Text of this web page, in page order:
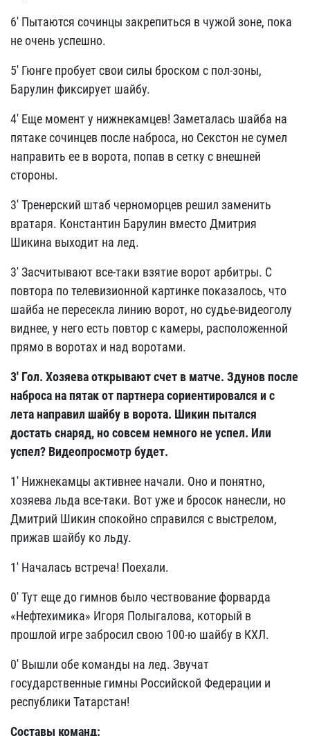
6' Пытаются сочинцы закрепиться в чужой зоне, пока
не очень успешно.
5' Гюнге пробует свои силы броском с пол-зоны,
Барулин фиксирует шайбу.
4' Еще момент у нижнекамцев! Заметалась шайба на
пятаке сочинцев после наброса, но Секстон не сумел
направить ее в ворота, попав в сетку с внешней
стороны.
3' Тренерский штаб черноморцев решил заменить
вратаря. Константин Барулин вместо Дмитрия
Шикина выходит на лед.
3' Засчитывают все-таки взятие ворот арбитры. С
повтора по телевизионной картинке показалось, что
шайба не пересекла линию ворот, но судье-видеоголу
виднее, у него есть повтор с камеры, расположенной
прямо в воротах и над воротами.
3' Гол. Хозяева открывают счет в матче. Здунов после
наброса на пятак от партнера сориентировался и с
лета направил шайбу в ворота. Шикин пытался
достать снаряд, но совсем немного не успел. Или
успел? Видеопросмотр будет.
1' Нижнекамцы активнее начали. Оно и понятно,
хозяева льда все-таки. Вот уже и бросок нанесли, но
Дмитрий Шикин спокойно справился с выстрелом,
прижав шайбу ко льду.
1' Началась встреча! Поехали.
0' Тут еще до гимнов было чествование форварда
«Нефтехимика» Игоря Полыгалова, который в
прошлой игре забросил свою 100-ю шайбу в КХЛ.
0' Вышли обе команды на лед. Звучат
государственные гимны Российской Федерации и
республики Татарстан!
Составы команд: